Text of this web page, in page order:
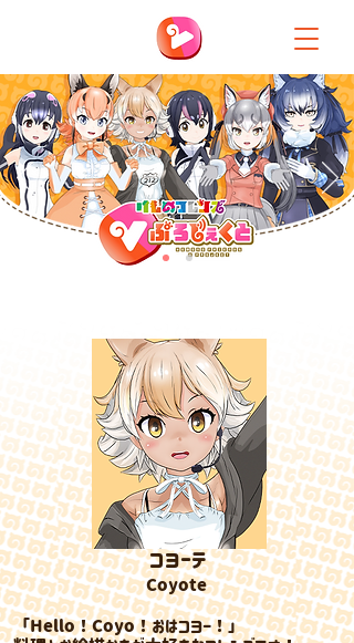
コヨーテ
​Coyote
「Hello！Coyo！おはコヨー！」